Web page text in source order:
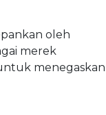
oleh
merek
menegaskan